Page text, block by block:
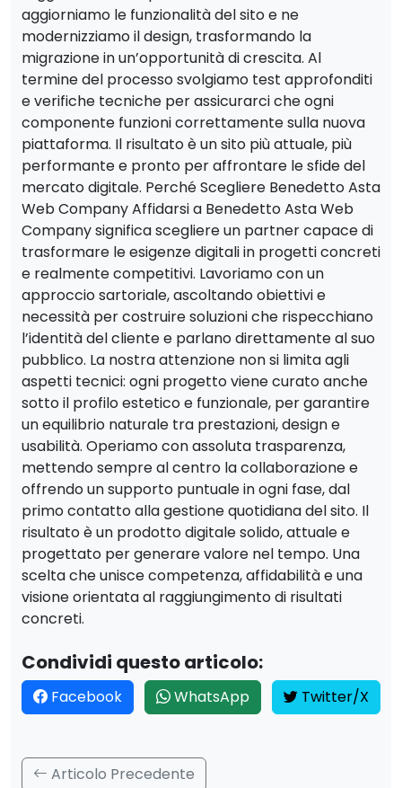
aggiorniamo le funzionalità del sito e ne
modernizziamo il design, trasformando la
migrazione in un’opportunità di crescita. Al
termine del processo svolgiamo test approfonditi
e verifiche tecniche per assicurarci che ogni
componente funzioni correttamente sulla nuova
piattaforma. Il risultato è un sito più attuale, più
performante e pronto per affrontare le sfide del
mercato digitale. Perché Scegliere Benedetto Asta
Web Company Affidarsi a Benedetto Asta Web
Company significa scegliere un partner capace di
trasformare le esigenze digitali in progetti concreti
e realmente competitivi. Lavoriamo con un
approccio sartoriale, ascoltando obiettivi e
necessità per costruire soluzioni che rispecchiano
l’identità del cliente e parlano direttamente al suo
pubblico. La nostra attenzione non si limita agli
aspetti tecnici: ogni progetto viene curato anche
sotto il profilo estetico e funzionale, per garantire
un equilibrio naturale tra prestazioni, design e
usabilità. Operiamo con assoluta trasparenza,
mettendo sempre al centro la collaborazione e
offrendo un supporto puntuale in ogni fase, dal
primo contatto alla gestione quotidiana del sito. Il
risultato è un prodotto digitale solido, attuale e
progettato per generare valore nel tempo. Una
scelta che unisce competenza, affidabilità e una
visione orientata al raggiungimento di risultati
concreti.
Condividi questo articolo:
Facebook WhatsApp Twitter/X
Articolo Precedente